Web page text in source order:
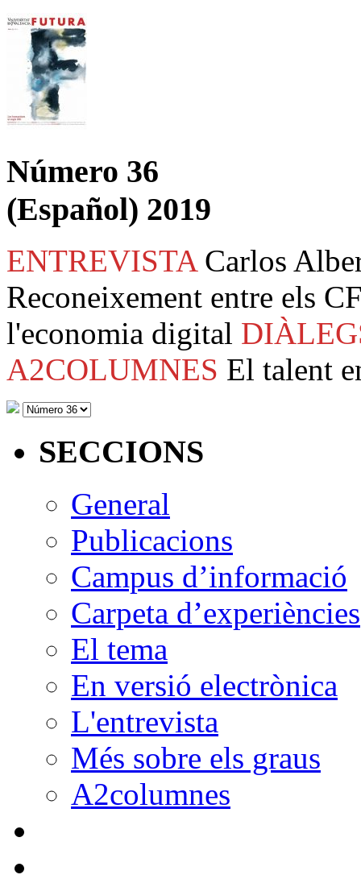
Número 36
(Español) 2019
ENTREVISTA Carlos
Reconeixement entre els
l'economia digital
A2COLUMNES El talent
SECCIONS
General
Publicacions
Campus d’informació
Carpeta d’experiències
El tema
En versió electrònica
L'entrevista
Més sobre els graus
A2columnes